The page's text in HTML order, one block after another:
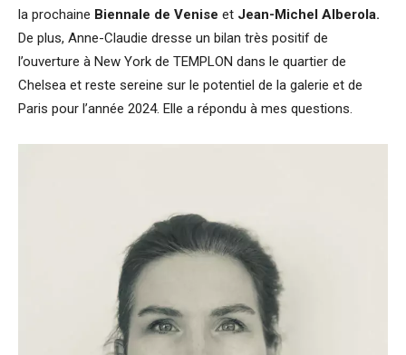
la prochaine Biennale de Venise et Jean-Michel Alberola.
De plus, Anne-Claudie dresse un bilan très positif de
l’ouverture à New York de TEMPLON dans le quartier de
Chelsea et reste sereine sur le potentiel de la galerie et de
Paris pour l’année 2024. Elle a répondu à mes questions.